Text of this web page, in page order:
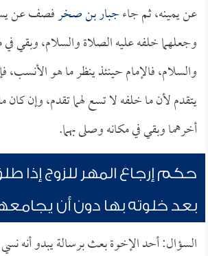
عن يمينه، ثم جاءجبار بن صخرفصف عن
وجعلهما خلفه عليه الصلاة والسلام، وبقي في
والسلام، فالإمام حينئذ ينظر ما هو
يتقدم لأن ما خلفه لا تسع لهما تقدم، وإن كان
أخرهما وبقي في مكانه وصلى بهما.
حكم إرجاع المهر للزوج إذا
بعد خلوته بها دون أن
السؤال: أحد الإخوة بعث برسالة يبدو أنه